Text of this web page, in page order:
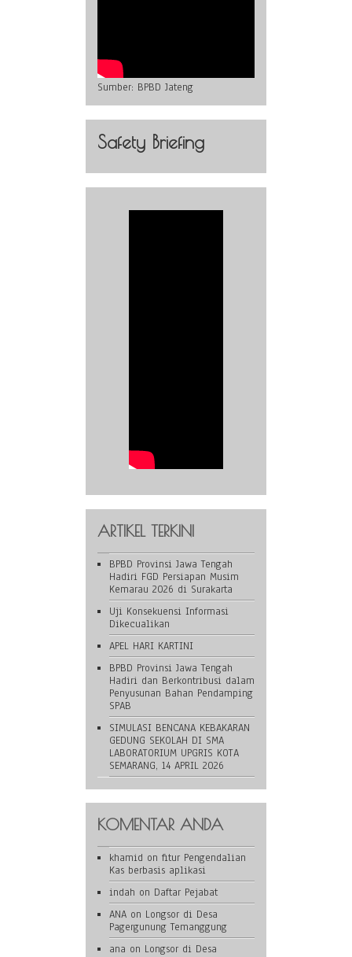
Sumber: BPBD Jateng
Safety Briefing
ARTIKEL TERKINI
BPBD Provinsi Jawa Tengah
Hadiri FGD Persiapan Musim
Kemarau 2026 di Surakarta
Uji Konsekuensi Informasi
Dikecualikan
APEL HARI KARTINI
BPBD Provinsi Jawa Tengah
Hadiri dan Berkontribusi dalam
Penyusunan Bahan Pendamping
SPAB
SIMULASI BENCANA KEBAKARAN
GEDUNG SEKOLAH DI SMA
LABORATORIUM UPGRIS KOTA
SEMARANG, 14 APRIL 2026
KOMENTAR ANDA
khamid on fitur Pengendalian
Kas berbasis aplikasi
indah on Daftar Pejabat
ANA on Longsor di Desa
Pagergunung Temanggung
ana on Longsor di Desa